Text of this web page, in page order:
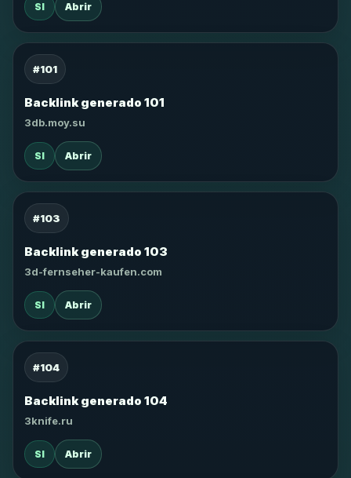
SI Abrir
#101
Backlink generado 101
3db.moy.su
SI Abrir
#103
Backlink generado 103
3d-fernseher-kaufen.com
SI Abrir
#104
Backlink generado 104
3knife.ru
SI Abrir